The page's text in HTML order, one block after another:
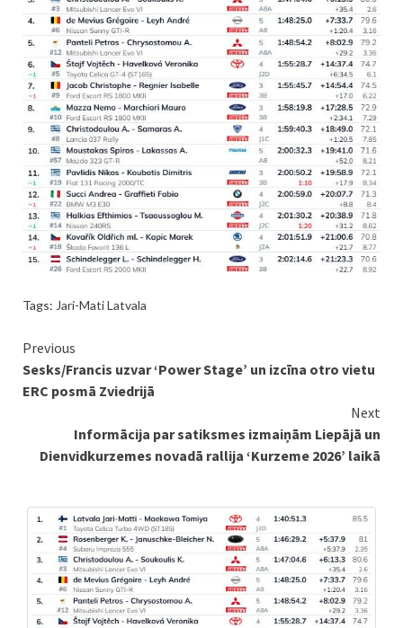
Tags: Jari-Mati Latvala
Continue
Reading
Previous
Sesks/Francis uzvar ‘Power Stage’ un izcīna otro vietu
ERC posmā Zviedrijā
Next
Informācija par satiksmes izmaiņām Liepājā un
Dienvidkurzemes novadā rallija ‘Kurzeme 2026’ laikā